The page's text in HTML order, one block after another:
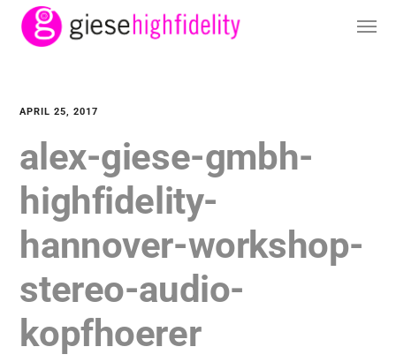
APRIL 25, 2017
alex-giese-gmbh-
highfidelity-
hannover-workshop-
stereo-audio-
kopfhoerer